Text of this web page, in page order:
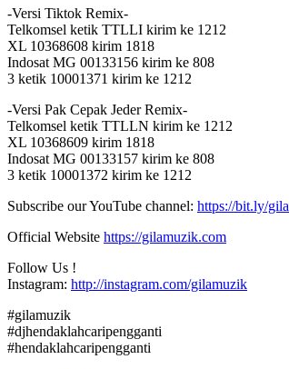
-Versi Tiktok Remix-
Telkomsel ketik TTLLI kirim ke 1212
XL 10368608 kirim 1818
Indosat MG 00133156 kirim ke 808
3 ketik 10001371 kirim ke 1212
-Versi Pak Cepak Jeder Remix-
Telkomsel ketik TTLLN kirim ke 1212
XL 10368609 kirim 1818
Indosat MG 00133157 kirim ke 808
3 ketik 10001372 kirim ke 1212
Subscribe our YouTube channel: https://bit.ly/
Official Website https://gilamuzik.com
Follow Us !
Instagram: http://instagram.com/gilamuzik
#gilamuzik
#djhendaklahcaripengganti
#hendaklahcaripengganti